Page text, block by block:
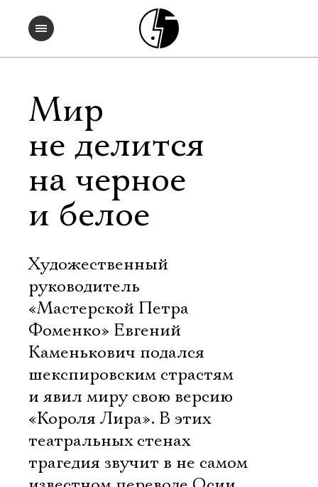
Мир
не делится
на черное
и белое
Художественный
руководитель
«Мастерской Петра
Фоменко» Евгений
Каменькович подался
шекспировским страстям
и явил миру свою версию
«Короля Лира». В этих
театральных стенах
трагедия звучит в не самом